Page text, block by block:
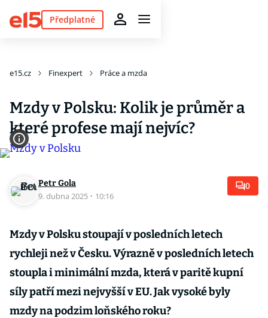
Předplatné
e15.cz Finexpert Práce a mzda
Mzdy v Polsku: Kolik je průměr a
které profese mají nejvíc?
Petr Gola
9. dubna 2025 · 10:16
0
Mzdy v Polsku stoupají v posledních letech
rychleji než v Česku. Výrazně v posledních letech
stoupla i minimální mzda, která v paritě kupní
síly patří mezi nejvyšší v EU. Jak vysoké byly
mzdy na podzim loňského roku?